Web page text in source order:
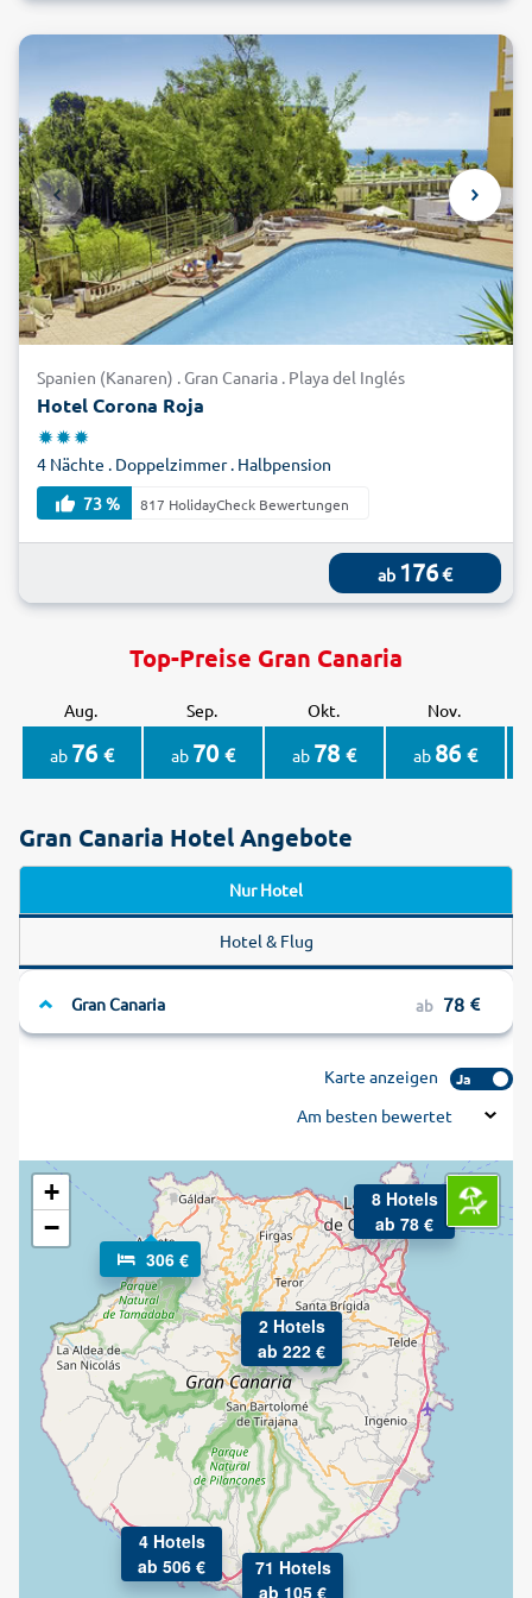
Spanien (Kanaren) . Gran Canaria . Playa del Inglés
Hotel Corona Roja
4 Nächte . Doppelzimmer . Halbpension
73 %
817 HolidayCheck Bewertungen
ab 176€
Top-Preise Gran Canaria
Aug. Sep. Okt. Nov.
ab 76 € ab 70 € ab 78 € ab 86 €
Gran Canaria Hotel Angebote
Nur Hotel
Hotel & Flug
Gran Canaria ab 78
Karte anzeigen Ja
Am besten bewertet
306 €
2 Hotels
ab 222 €
8 Hotels
ab 78 €
4 Hotels
ab 506 €
71 Hotels
ab 105 €
+
−